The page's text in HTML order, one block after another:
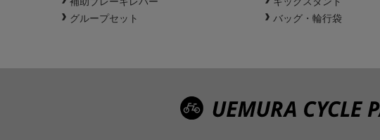
グループセット
バッグ・輪行袋